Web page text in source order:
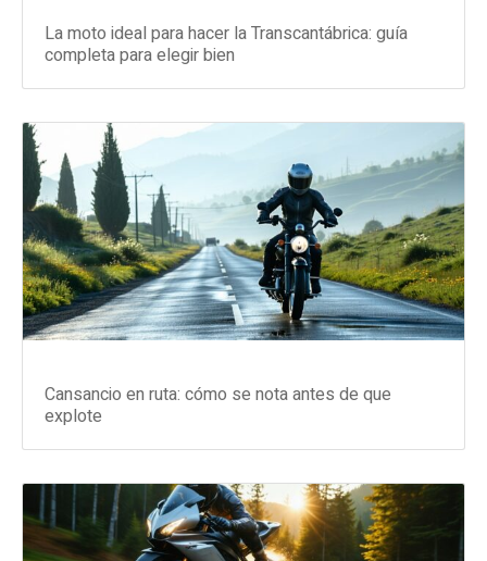
La moto ideal para hacer la Transcantábrica: guía
completa para elegir bien
Cansancio en ruta: cómo se nota antes de que
explote